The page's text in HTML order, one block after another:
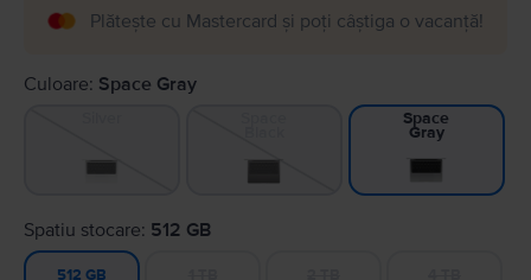
Plătește cu Mastercard și poți câștiga o vacanță!
Culoare: Space Gray
Space
Gray
Spatiu stocare: 512 GB
512 GB